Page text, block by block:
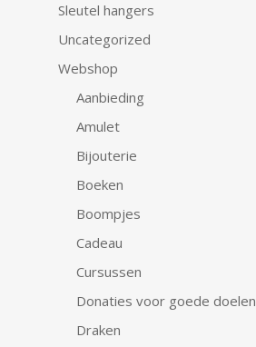
Sleutel hangers
Uncategorized
Webshop
Aanbieding
Amulet
Bijouterie
Boeken
Boompjes
Cadeau
Cursussen
Donaties voor goede doelen
Draken